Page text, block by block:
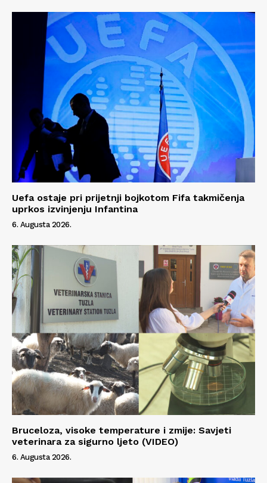
Info
O nama
Kontakt
Impressum
Uefa ostaje pri prijetnji bojkotom Fifa takmičenja
uprkos izvinjenju Infantina
6. Augusta 2026.
Bruceloza, visoke temperature i zmije: Savjeti
veterinara za sigurno ljeto (VIDEO)
6. Augusta 2026.